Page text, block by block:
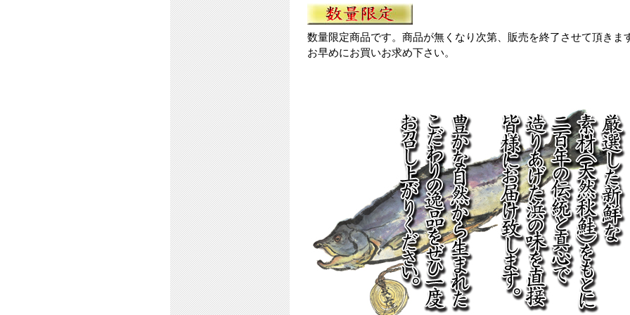
数量限定商品です。商品が無くなり次第、販売を終了させて頂きま
お早めにお買いお求め下さい。